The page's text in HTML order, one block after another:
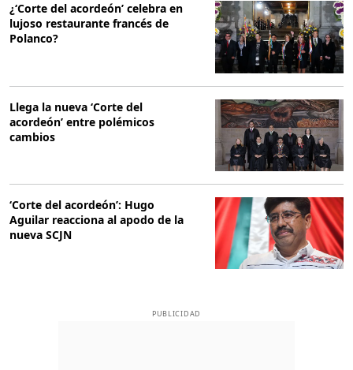
¿‘Corte del acordeón’ celebra en
lujoso restaurante francés de
Polanco?
Llega la nueva ‘Corte del
acordeón’ entre polémicos
cambios
‘Corte del acordeón’: Hugo
Aguilar reacciona al apodo de la
nueva SCJN
PUBLICIDAD